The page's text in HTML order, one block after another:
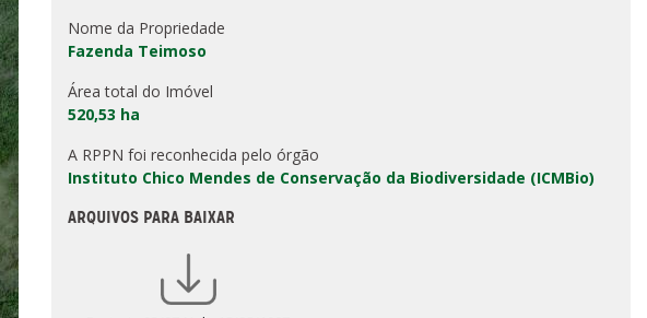
Nome da Propriedade
Fazenda Teimoso
Área total do Imóvel
520,53 ha
A RPPN foi reconhecida pelo órgão
Instituto Chico Mendes de Conservação da Biodiversidade (ICMBio)
ARQUIVOS PARA BAIXAR